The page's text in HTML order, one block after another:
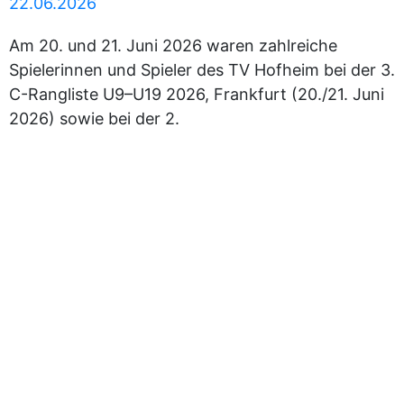
Am 20. und 21. Juni 2026 waren zahlreiche
Spielerinnen und Spieler des TV Hofheim bei der 3.
C-Rangliste U9–U19 2026, Frankfurt (20./21. Juni
2026) sowie bei der 2.